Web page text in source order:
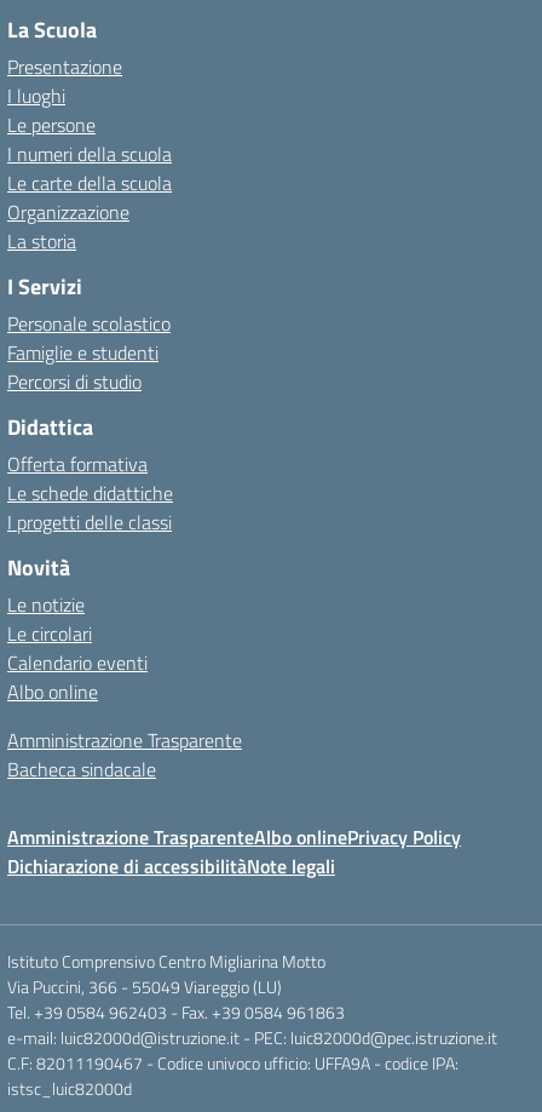
La Scuola
Presentazione
I luoghi
Le persone
I numeri della scuola
Le carte della scuola
Organizzazione
La storia
I Servizi
Personale scolastico
Famiglie e studenti
Percorsi di studio
Didattica
Offerta formativa
Le schede didattiche
I progetti delle classi
Novità
Le notizie
Le circolari
Calendario eventi
Albo online
Amministrazione Trasparente
Bacheca sindacale
Amministrazione TrasparenteAlbo onlinePrivacy Policy
Dichiarazione di accessibilitàNote legali
Istituto Comprensivo Centro Migliarina Motto
Via Puccini, 366 - 55049 Viareggio (LU)
Tel. +39 0584 962403 - Fax. +39 0584 961863
e-mail: luic82000d@istruzione.it - PEC: luic82000d@pec.istruzione.it
C.F: 82011190467 - Codice univoco ufficio: UFFA9A - codice IPA:
istsc_luic82000d